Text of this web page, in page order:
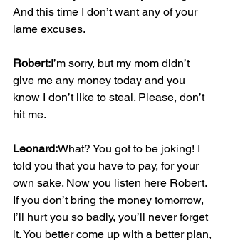
And this time I don’t want any of your
lame excuses.
Robert:I’m sorry, but my mom didn’t
give me any money today and you
know I don’t like to steal. Please, don’t
hit me.
Leonard:What? You got to be joking! I
told you that you have to pay, for your
own sake. Now you listen here Robert.
If you don’t bring the money tomorrow,
I’ll hurt you so badly, you’ll never forget
it. You better come up with a better plan,